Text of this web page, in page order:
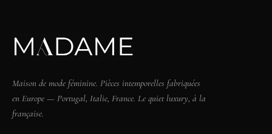
Maison de mode féminine. Pièces intemporelles fabriquées
en Europe — Portugal, Italie, France. Le quiet luxury, à la
française.